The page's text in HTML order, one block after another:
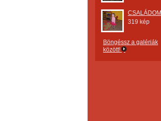
CSALÁDOM
319 kép
Böngéssz a galériák
között!